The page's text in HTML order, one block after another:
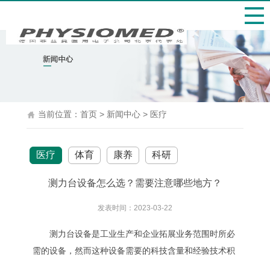
当前位置： 首页 > 新闻中心 > 医疗
医疗 体育 康养 科研
测力台设备怎么选？需要注意哪些地方？
发表时间：2023-03-22
测力台设备是工业生产和企业拓展业务范围时所必
需的设备，然而这种设备需要的科技含量和经验技术积